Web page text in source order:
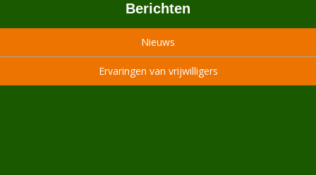
Berichten
Nieuws
Ervaringen van vrijwilligers